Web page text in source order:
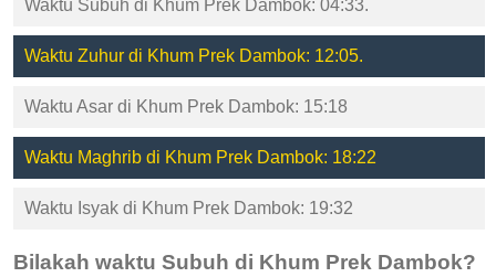
Waktu Subuh di Khum Prek Dambok: 04:33.
Waktu Zuhur di Khum Prek Dambok: 12:05.
Waktu Asar di Khum Prek Dambok: 15:18
Waktu Maghrib di Khum Prek Dambok: 18:22
Waktu Isyak di Khum Prek Dambok: 19:32
Bilakah waktu Subuh di Khum Prek Dambok?